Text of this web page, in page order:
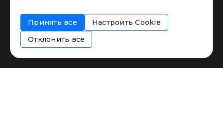
Соглашение об информировании
Политика использования cookies
Принять все
Настроить Cookie
Отклонить все